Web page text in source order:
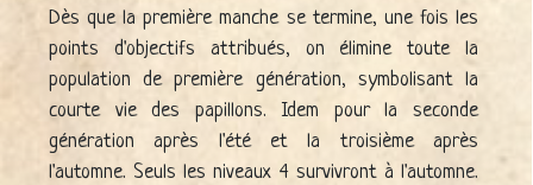
Dès que la première manche se termine, une fois les
points d'objectifs attribués, on élimine toute la
population de première génération, symbolisant la
courte vie des papillons. Idem pour la seconde
génération après l'été et la troisième après
l'automne. Seuls les niveaux 4 survivront à l'automne.